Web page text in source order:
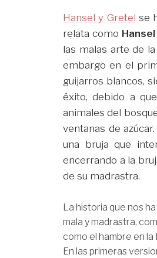
Hansel y Gretel se
relata como
las malas arte de
embargo en el
guijarros blancos,
éxito, debido a
animales del
ventanas de
una bruja que
encerrando a la
de su madrastra.
La historia que nos
mala y madrastra,
como el hambre en
En las primeras